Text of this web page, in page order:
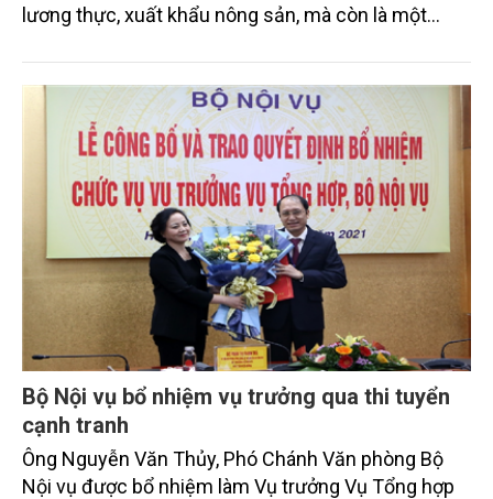
lương thực, xuất khẩu nông sản, mà còn là một
nhiên, vùng ĐBSCL đã, đang trịu tác động nặng nề
của biến đổi khí hậu.
Bộ Nội vụ bổ nhiệm vụ trưởng qua thi tuyển
cạnh tranh
Ông Nguyễn Văn Thủy, Phó Chánh Văn phòng Bộ
Nội vụ được bổ nhiệm làm Vụ trưởng Vụ Tổng hợp